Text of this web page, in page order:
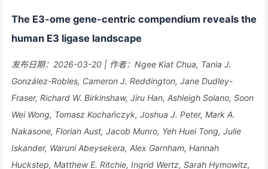
The E3-ome gene-centric compendium reveals the
human E3 ligase landscape
发布日期：2026-03-20 | 作者：Ngee Kiat Chua, Tania J.
González-Robles, Cameron J. Reddington, Jane Dudley-
Fraser, Richard W. Birkinshaw, Jiru Han, Ashleigh Solano, Soon
Wei Wong, Tomasz Kochańczyk, Joshua J. Peter, Mark A.
Nakasone, Florian Aust, Jacob Munro, Yeh Huei Tong, Julie
Iskander, Waruni Abeysekera, Alex Garnham, Hannah
Huckstep, Matthew E. Ritchie, Ingrid Wertz, Sarah Hymowitz,